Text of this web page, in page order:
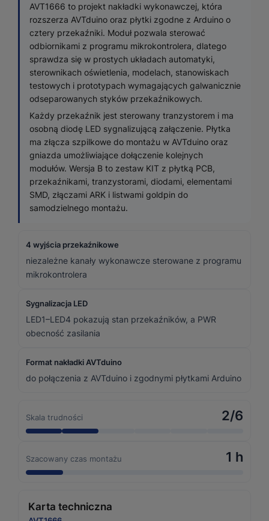
AVT1666 to projekt nakładki wykonawczej, która
rozszerza AVTduino oraz płytki zgodne z Arduino o
cztery przekaźniki. Moduł pozwala sterować
odbiornikami z programu mikrokontrolera, dlatego
sprawdza się w prostych układach automatyki,
sterownikach oświetlenia, modelach, stanowiskach
testowych i prototypach wymagających galwanicznie
odseparowanych styków przekaźnikowych.
Każdy przekaźnik jest sterowany tranzystorem i ma
osobną diodę LED sygnalizującą załączenie. Płytka
ma złącza szpilkowe do montażu w AVTduino oraz
gniazda umożliwiające dołączenie kolejnych
modułów. Wersja B to zestaw KIT z płytką PCB,
przekaźnikami, tranzystorami, diodami, elementami
SMD, złączami ARK i listwami goldpin do
samodzielnego montażu.
4 wyjścia przekaźnikowe
niezależne kanały wykonawcze sterowane z programu
mikrokontrolera
Sygnalizacja LED
LED1–LED4 pokazują stan przekaźników, a PWR
obecność zasilania
Format nakładki AVTduino
do połączenia z AVTduino i zgodnymi płytkami Arduino
Skala trudności 2/6
Szacowany czas montażu 1 h
Karta techniczna